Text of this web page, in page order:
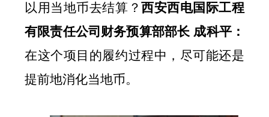
以用当地币去结算？西安西电国际工程
有限责任公司财务预算部部长 成科平：
在这个项目的履约过程中，尽可能还是
提前地消化当地币。